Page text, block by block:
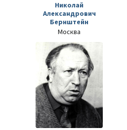
Николай
Александрович
Бернштейн
Москва